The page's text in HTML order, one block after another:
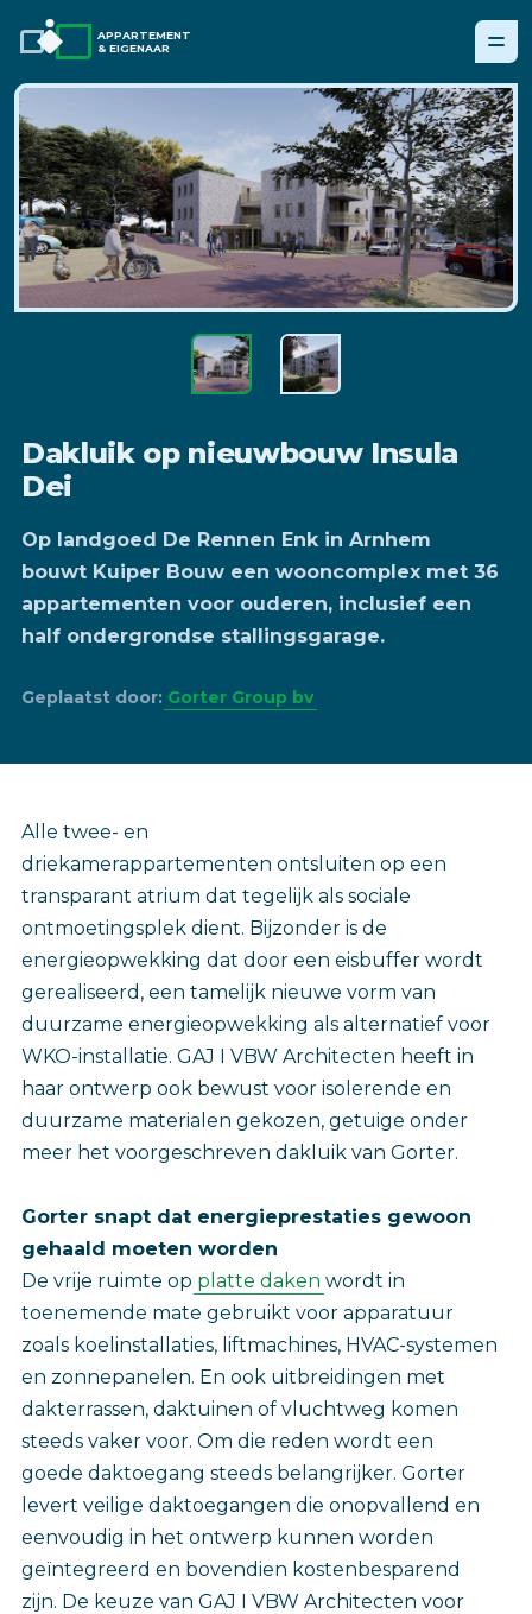
APPARTEMENT
& EIGENAAR
Dakluik op nieuwbouw Insula
Dei
Op landgoed De Rennen Enk in Arnhem
bouwt Kuiper Bouw een wooncomplex met 36
appartementen voor ouderen, inclusief een
half ondergrondse stallingsgarage.
Geplaatst door: Gorter Group bv
Alle twee- en
driekamerappartementen ontsluiten op een
transparant atrium dat tegelijk als sociale
ontmoetingsplek dient. Bijzonder is de
energieopwekking dat door een eisbuffer wordt
gerealiseerd, een tamelijk nieuwe vorm van
duurzame energieopwekking als alternatief voor
WKO-installatie. GAJ I VBW Architecten heeft in
haar ontwerp ook bewust voor isolerende en
duurzame materialen gekozen, getuige onder
meer het voorgeschreven dakluik van Gorter.
Gorter snapt dat energieprestaties gewoon
gehaald moeten worden
De vrije ruimte op platte daken wordt in
toenemende mate gebruikt voor apparatuur
zoals koelinstallaties, liftmachines, HVAC-systemen
en zonnepanelen. En ook uitbreidingen met
dakterrassen, daktuinen of vluchtweg komen
steeds vaker voor. Om die reden wordt een
goede daktoegang steeds belangrijker. Gorter
levert veilige daktoegangen die onopvallend en
eenvoudig in het ontwerp kunnen worden
geïntegreerd en bovendien kostenbesparend
zijn. De keuze van GAJ I VBW Architecten voor